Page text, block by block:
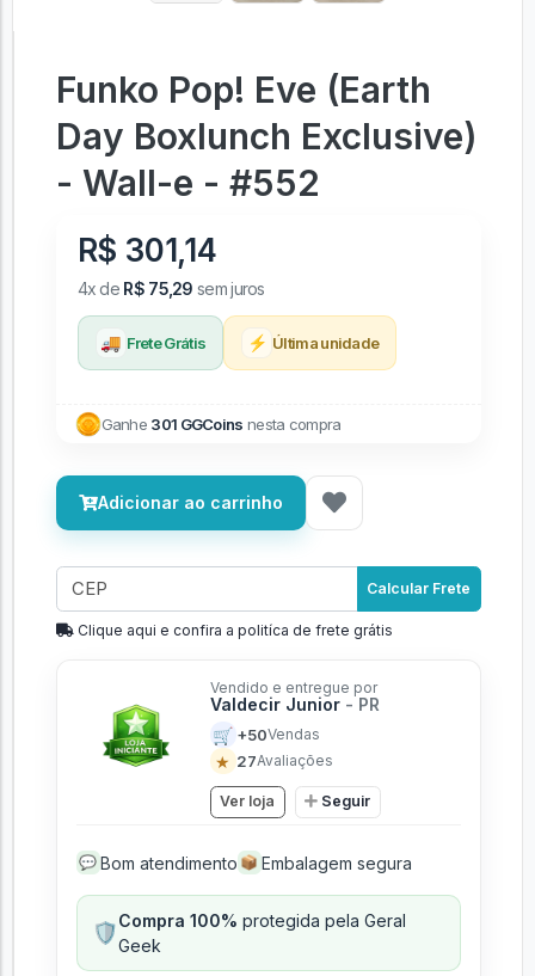
Funko Pop! Eve (Earth
Day Boxlunch Exclusive)
- Wall-e - #552
R$ 301,14
4x de R$ 75,29 sem juros
🚚 Frete Grátis ⚡ Última unidade
Ganhe 301 GGCoins nesta compra
Adicionar ao carrinho
Calcular Frete
Clique aqui e confira a politíca de frete grátis
Vendido e entregue por
Valdecir Junior - PR
🛒 +50Vendas
★ 27Avaliações
Ver loja Seguir
💬 Bom atendimento 📦 Embalagem segura
🛡️Compra 100% protegida pela Geral
Geek